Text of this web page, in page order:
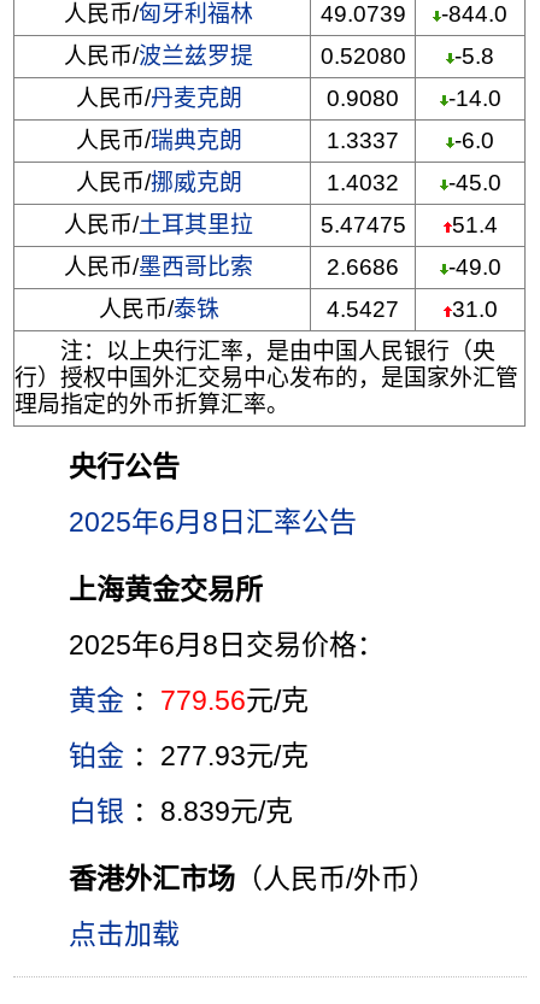
人民币/匈牙利福林 49.0739
-844.0
人民币/波兰兹罗提 0.52080
-5.8
人民币/丹麦克朗 0.9080
-14.0
人民币/瑞典克朗 1.3337
-6.0
人民币/挪威克朗 1.4032
-45.0
人民币/土耳其里拉 5.47475
51.4
人民币/墨西哥比索 2.6686
-49.0
人民币/泰铢 4.5427
31.0
注：以上央行汇率，是由中国人民银行（央
行）授权中国外汇交易中心发布的，是国家外汇管
理局指定的外币折算汇率。
央行公告
2025年6月8日汇率公告
上海黄金交易所
2025年6月8日交易价格：
黄金 ： 779.56元/克
铂金 ：277.93元/克
白银 ：8.839元/克
香港外汇市场 （人民币/外币）
点击加载